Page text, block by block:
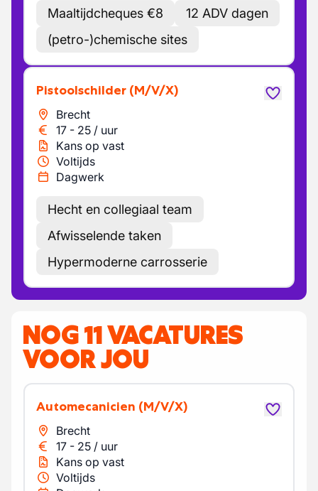
Maaltijdcheques €8
12 ADV dagen
(petro-)chemische sites
Pistoolschilder (M/V/X)
Brecht
17 - 25 / uur
Kans op vast
Voltijds
Dagwerk
Hecht en collegiaal team
Afwisselende taken
Hypermoderne carrosserie
NOG 11 VACATURES
VOOR JOU
Automecanicien (M/V/X)
Brecht
17 - 25 / uur
Kans op vast
Voltijds